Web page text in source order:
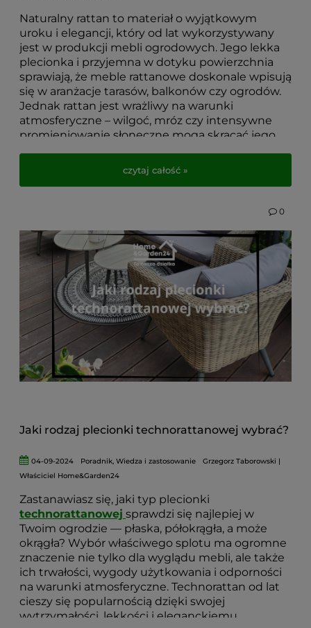
Naturalny rattan to materiał o wyjątkowym
uroku i elegancji, który od lat wykorzystywany
jest w produkcji mebli ogrodowych. Jego lekka
plecionka i przyjemna w dotyku powierzchnia
sprawiają, że meble rattanowe doskonale wpisują
się w aranżacje tarasów, balkonów czy ogrodów.
Jednak rattan jest wrażliwy na warunki
atmosferyczne – wilgoć, mróz czy intensywne
promieniowanie słoneczne mogą skracać jego
Właśnie dlatego wiele osób szuka trwałych i
praktycznych zamienników rattanu, które
pielęgnacji. W niniejszym artykule dowiesz się,
jakie materiały najlepiej sprawdzą się zamiast
rattanu naturalnego oraz czy naprawa mebli
rattanowych w domu jest możliwa i opłacalna.
Poznasz sprawdzone alternatywy, które pozwolą
cieszyć się komfortem i elegancją w ogrodzie
przez wiele sezonów.
czytaj całość »
Jaki rodzaj plecionki technorattanowej wybrać?
0
04-09-2024 Poradnik,Wiedza i zastosowanie
Grzegorz Taborowski |
Właściciel Home&Garden24
Zastanawiasz się, jaki typ plecionki
technorattanowej sprawdzi się najlepiej w
Twoim ogrodzie — płaska, półokrągła, a może
okrągła? Wybór właściwego splotu ma ogromne
znaczenie nie tylko dla wyglądu mebli, ale także
ich trwałości, wygody użytkowania i odporności
na warunki atmosferyczne. Technorattan od lat
cieszy się popularnością dzięki swojej
wytrzymałości, lekkości i eleganckiemu